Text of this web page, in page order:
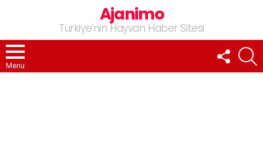
Ajanimo
Türkiye'nin Hayvan Haber Sitesi
Menu
FOLLOW
US